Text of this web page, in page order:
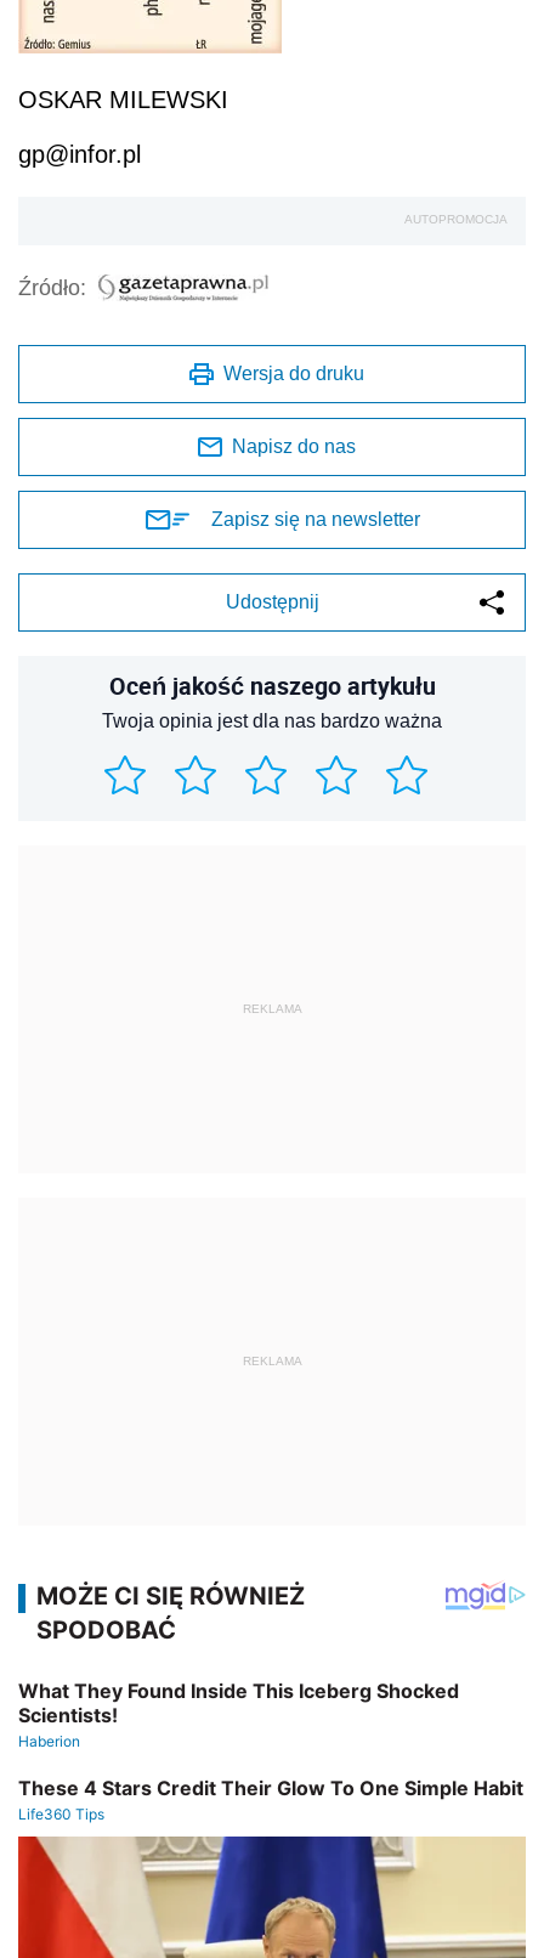
OSKAR MILEWSKI
gp@infor.pl
AUTOPROMOCJA
Źródło:
Wersja do druku
Napisz do nas
Zapisz się na newsletter
Udostępnij
Oceń jakość naszego artykułu
Twoja opinia jest dla nas bardzo ważna
REKLAMA
REKLAMA